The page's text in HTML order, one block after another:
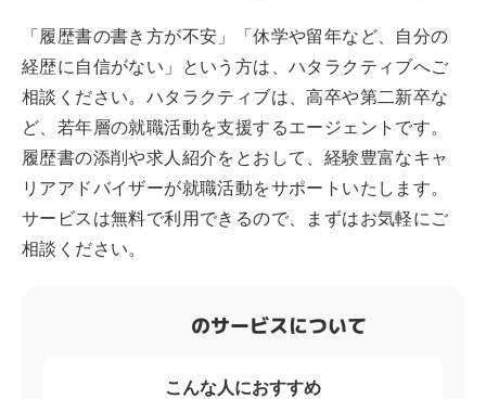
「履歴書の書き方が不安」「休学や留年など、自分の
経歴に自信がない」という方は、ハタラクティブへご
相談ください。ハタラクティブは、高卒や第二新卒な
ど、若年層の就職活動を支援するエージェントです。
履歴書の添削や求人紹介をとおして、経験豊富なキャ
リアアドバイザーが就職活動をサポートいたします。
サービスは無料で利用できるので、まずはお気軽にご
相談ください。
のサービスについて
こんな人におすすめ